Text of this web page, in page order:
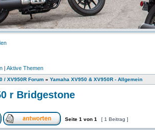
| Aktive Themen
/ XV950R Forum » Yamaha XV950 & XV950R - Allgemein
r Bridgestone
Seite 1 von 1 [ 1 Beitrag ]